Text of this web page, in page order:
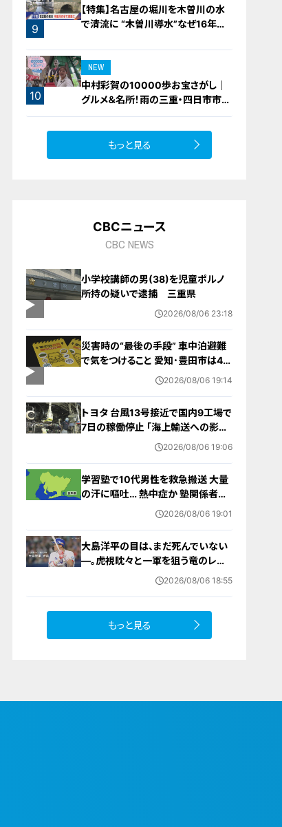
9
【特集】名古屋の堀川を木曽川の水
で清流に “木曽川導水”なぜ16年ぶ
10
NEW
中村彩賀の10000歩お宝さがし｜
グルメ＆名所！雨の三重・四日市市で
お宝探し【チャント！特集】
もっと見る
CBCニュース
CBC NEWS
小学校講師の男(38)を児童ポルノ
所持の疑いで逮捕 三重県
2026/08/06 23:18
災害時の“最後の手段” 車中泊避難
で気をつけること 愛知･豊田市は4年
前からマニュアル作成 最悪の場合2026/08/06 19:14
トヨタ 台風13号接近で国内9工場で
7日の稼働停止 ｢海上輸送への影響
を踏まえ判断｣ 夏季連休明けの17日
2026/08/06 19:06
学習塾で10代男性を救急搬送 大量
の汗に嘔吐… 熱中症か 塾関係者が
消防に通報 名古屋 2026/08/06 19:01
大島洋平の目は、まだ死んでいない
―。虎視眈々と一軍を狙う竜のレジ
ェンドが明かした現状とドラゴンズ
2026/08/06 18:55
もっと見る